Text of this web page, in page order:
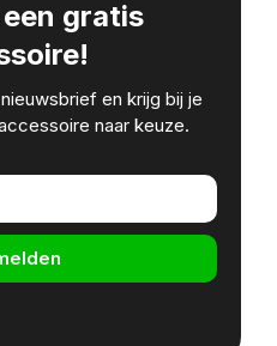
gratis
en krijg bij je
naar keuze.